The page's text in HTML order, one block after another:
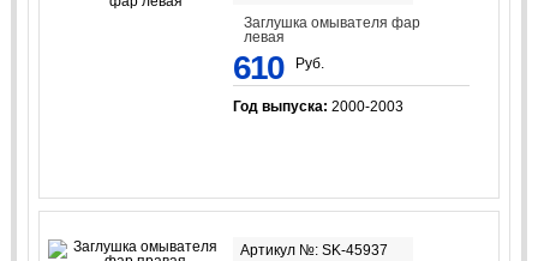
Заглушка омывателя фар
левая
610 Руб.
Год выпуска: 2000-2003
Артикул №: SK-45937